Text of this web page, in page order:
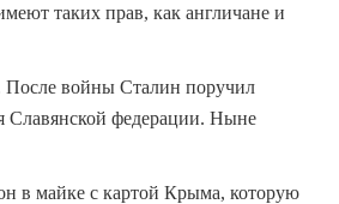
таких прав, как англичане и
После войны Сталин поручил
Славянской федерации. Ныне
в майке с картой Крыма, которую